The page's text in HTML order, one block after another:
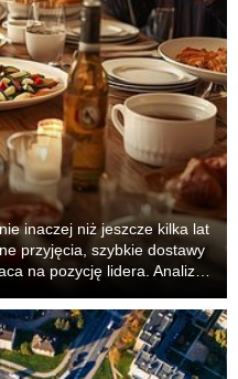
inaczej niż jeszcze kilka lat
przyjęcia, szybkie dostawy
na pozycję lidera. Analiza